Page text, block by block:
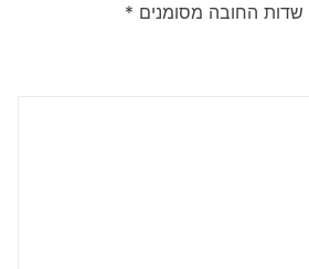
שדות החובה מסומנים *